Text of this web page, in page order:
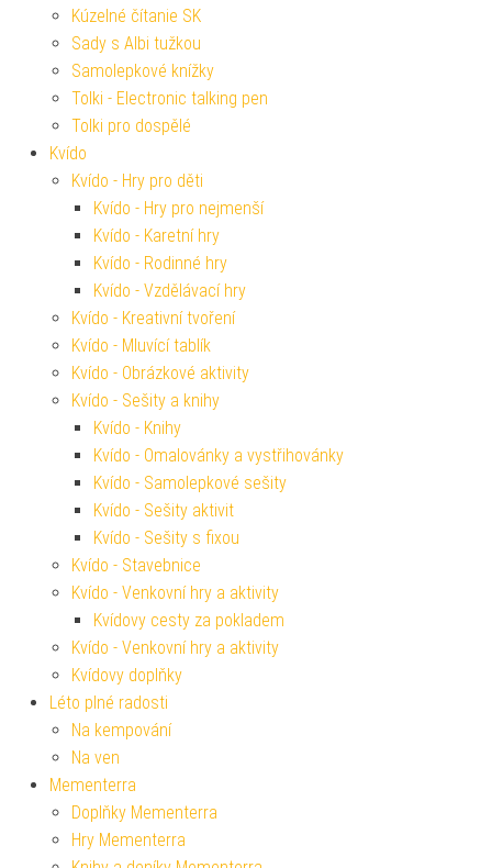
Kúzelné čítanie SK
Sady s Albi tužkou
Samolepkové knížky
Tolki - Electronic talking pen
Tolki pro dospělé
Kvído
Kvído - Hry pro děti
Kvído - Hry pro nejmenší
Kvído - Karetní hry
Kvído - Rodinné hry
Kvído - Vzdělávací hry
Kvído - Kreativní tvoření
Kvído - Mluvící tablík
Kvído - Obrázkové aktivity
Kvído - Sešity a knihy
Kvído - Knihy
Kvído - Omalovánky a vystřihovánky
Kvído - Samolepkové sešity
Kvído - Sešity aktivit
Kvído - Sešity s fixou
Kvído - Stavebnice
Kvído - Venkovní hry a aktivity
Kvídovy cesty za pokladem
Kvído - Venkovní hry a aktivity
Kvídovy doplňky
Léto plné radosti
Na kempování
Na ven
Mementerra
Doplňky Mementerra
Hry Mementerra